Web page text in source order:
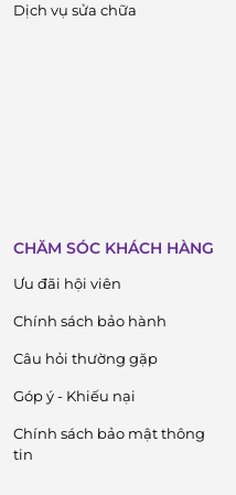
Dịch vụ sửa chữa
CHĂM SÓC KHÁCH HÀNG
Ưu đãi hội viên
Chính sách bảo hành
Câu hỏi thường gặp
Góp ý - Khiếu nại
Chính sách bảo mật thông
tin